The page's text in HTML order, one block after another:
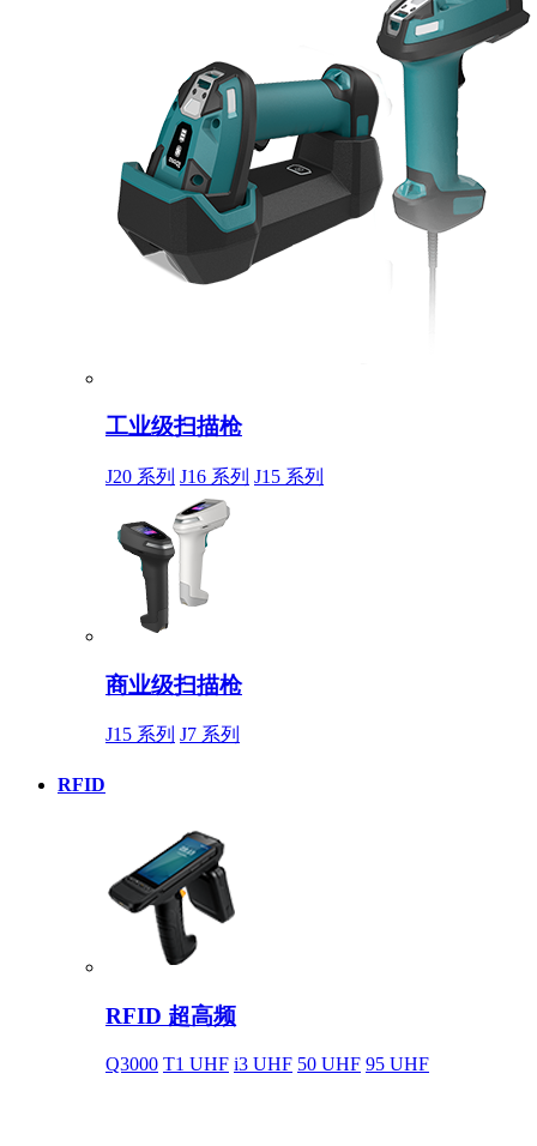
工业级扫描枪
J20 系列 J16 系列 J15 系列
商业级扫描枪
J15 系列 J7 系列
RFID
RFID 超高频
Q3000 T1 UHF i3 UHF 50 UHF 95 UHF